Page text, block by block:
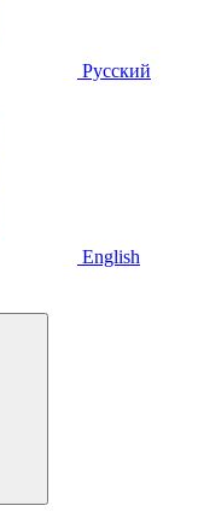
Русский
English